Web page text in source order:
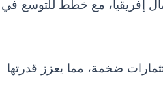
ضخمة، مما يعزز قدرتها